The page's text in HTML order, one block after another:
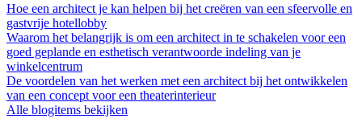
Hoe een architect je kan helpen bij het creëren van een sfeervolle en
gastvrije hotellobby
Waarom het belangrijk is om een architect in te schakelen voor een
goed geplande en esthetisch verantwoorde indeling van je
winkelcentrum
De voordelen van het werken met een architect bij het ontwikkelen
van een concept voor een theaterinterieur
Alle blogitems bekijken